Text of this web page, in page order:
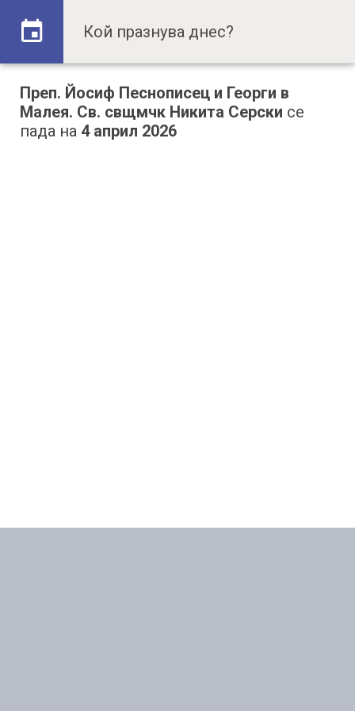
Преп. Йосиф Песнописец и Георги в
Малея. Св. свщмчк Никита Серски се
пада на 4 април 2026